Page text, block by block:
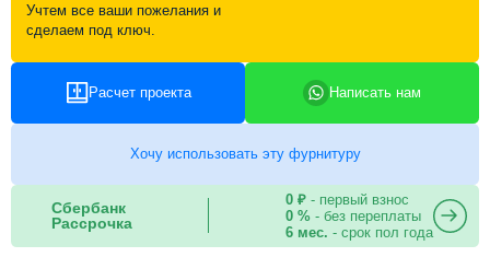
Контакты
Учтем все ваши пожелания и
сделаем под ключ.
Расчет проекта Написать нам
Хочу использовать эту фурнитуру
Сбербанк
Рассрочка
0 ₽- первый взнос
0 %- без переплаты
6 мес. - срок пол года